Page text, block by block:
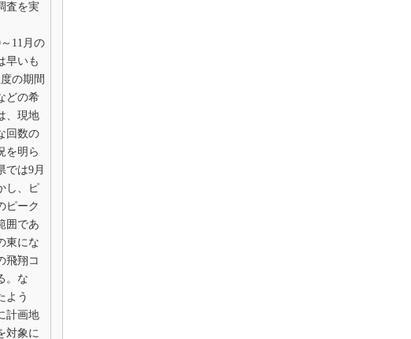
査を実
11月の
早いも
の期間
どの希
、現地
回数の
を明ら
では9月
し、ピ
ピーク
囲であ
東にな
飛翔コ
。な
よう
計画地
対象に